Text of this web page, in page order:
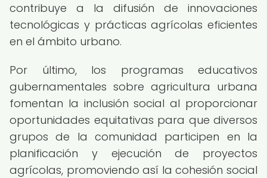
contribuye a la difusión de innovaciones
tecnológicas y prácticas agrícolas eficientes
en el ámbito urbano.
Por último, los programas educativos
gubernamentales sobre agricultura urbana
fomentan la inclusión social al proporcionar
oportunidades equitativas para que diversos
grupos de la comunidad participen en la
planificación y ejecución de proyectos
agrícolas, promoviendo así la cohesión social